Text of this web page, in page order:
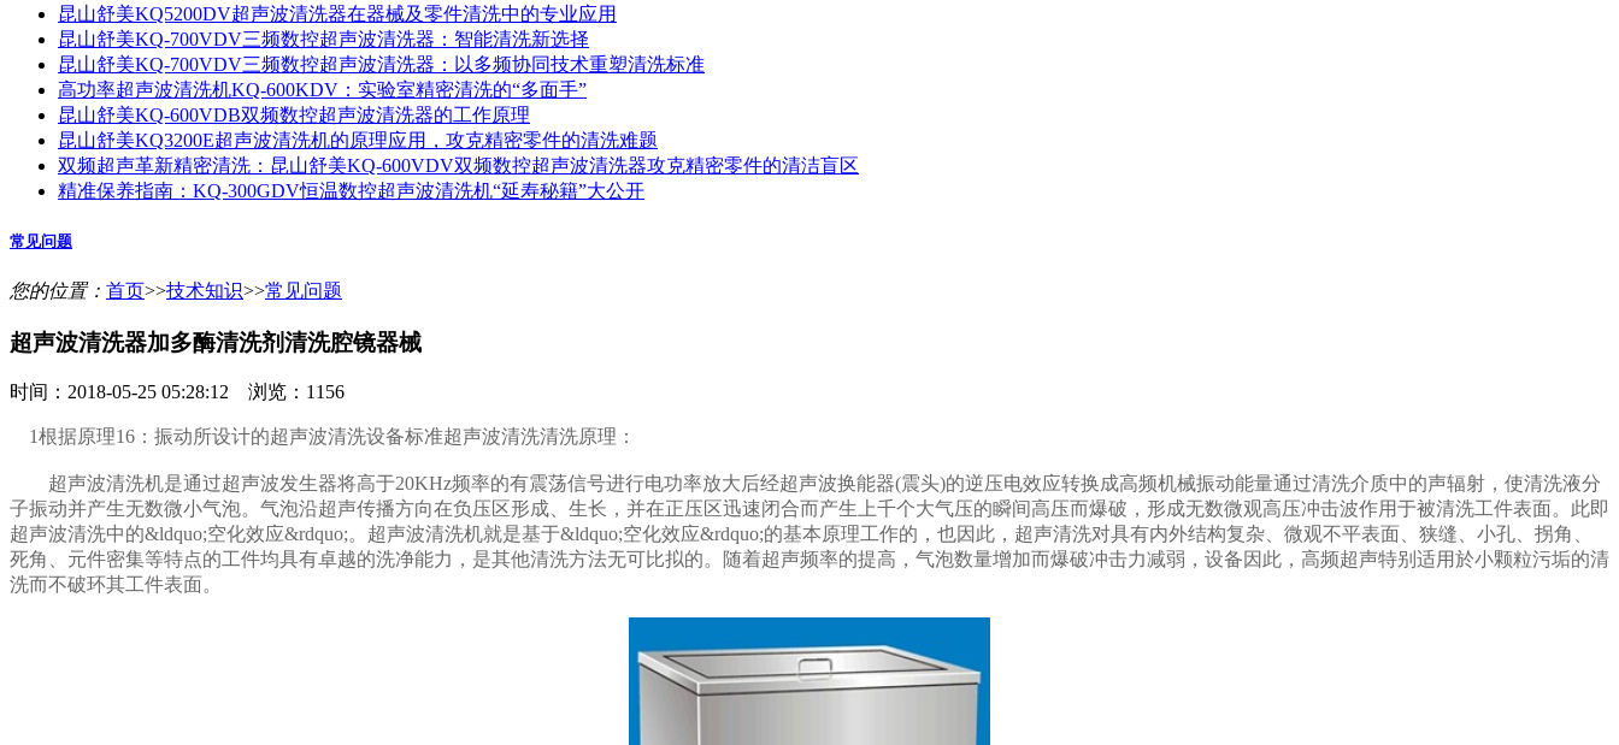
昆山舒美KQ5200DV超声波清洗器在器械及零件清洗中的专业应用
昆山舒美KQ-700VDV三频数控超声波清洗器：智能清洗新选择
昆山舒美KQ-700VDV三频数控超声波清洗器：以多频协同技术重塑清洗标准
高功率超声波清洗机KQ-600KDV：实验室精密清洗的“多面手”
昆山舒美KQ-600VDB双频数控超声波清洗器的工作原理
昆山舒美KQ3200E超声波清洗机的原理应用，攻克精密零件的清洗难题
双频超声革新精密清洗：昆山舒美KQ-600VDV双频数控超声波清洗器攻克精密零件的清洁盲区
精准保养指南：KQ-300GDV恒温数控超声波清洗机“延寿秘籍”大公开
常见问题
您的位置： 首页>>技术知识>>常见问题
超声波清洗器加多酶清洗剂清洗腔镜器械
时间：2018-05-25 05:28:12 浏览：1156
1根据原理16：振动所设计的超声波清洗设备标准超声波清洗清洗原理：
超声波清洗机是通过超声波发生器将高于20KHz频率的有震荡信号进行电功率放大后经超声波换能器(震头)的逆压电效应转换成高频机械振动能量通过清洗介质中的声辐射，使清洗液分
子振动并产生无数微小气泡。气泡沿超声传播方向在负压区形成、生长，并在正压区迅速闭合而产生上千个大气压的瞬间高压而爆破，形成无数微观高压冲击波作用于被清洗工件表面。此即
超声波清洗中的&ldquo;空化效应&rdquo;。超声波清洗机就是基于&ldquo;空化效应&rdquo;的基本原理工作的，也因此，超声清洗对具有内外结构复杂、微观不平表面、狭缝、小孔、拐角、
死角、元件密集等特点的工件均具有卓越的洗净能力，是其他清洗方法无可比拟的。随着超声频率的提高，气泡数量增加而爆破冲击力减弱，设备因此，高频超声特别适用於小颗粒污垢的清
洗而不破环其工件表面。